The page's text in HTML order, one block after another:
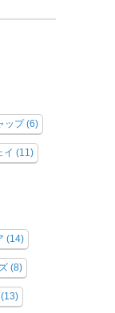
ップ(6)
イ (11)
(14)
(8)
(13)